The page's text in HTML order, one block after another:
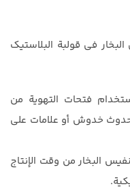
في قولبة البلاستيك
فتحات التهوية من
خدوش أو علامات على
البخار من وقت الإنتاج